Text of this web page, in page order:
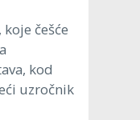
češće
kod
uzročnik